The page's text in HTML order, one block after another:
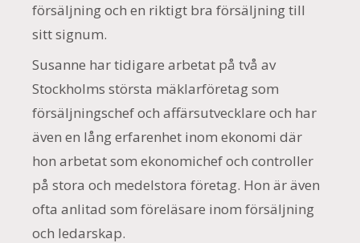
försäljning och en riktigt bra försäljning till
sitt signum.
Susanne har tidigare arbetat på två av
Stockholms största mäklarföretag som
försäljningschef och affärsutvecklare och har
även en lång erfarenhet inom ekonomi där
hon arbetat som ekonomichef och controller
på stora och medelstora företag. Hon är även
ofta anlitad som föreläsare inom försäljning
och ledarskap.